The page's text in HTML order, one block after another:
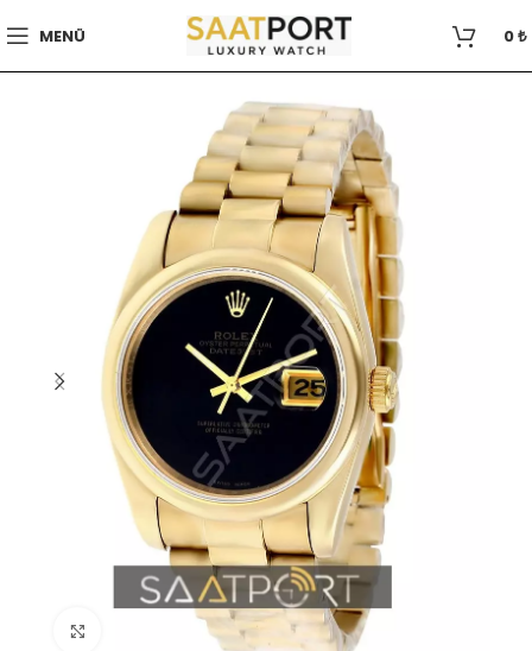
MENÜ 0₺
Büyütmek için tıklayın